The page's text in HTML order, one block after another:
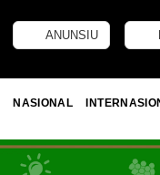
ANUNSIU
NASIONAL